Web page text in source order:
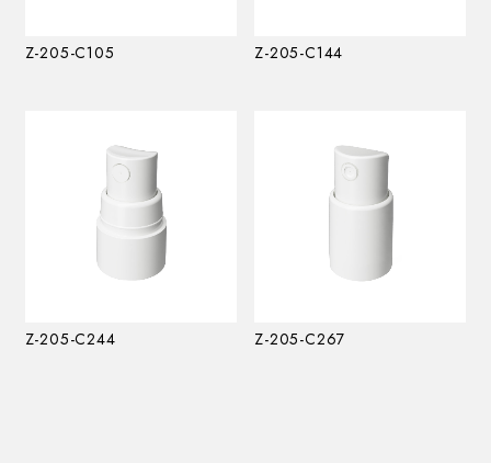
Z-205-C105 Z-205-C144
Z-205-C244 Z-205-C267